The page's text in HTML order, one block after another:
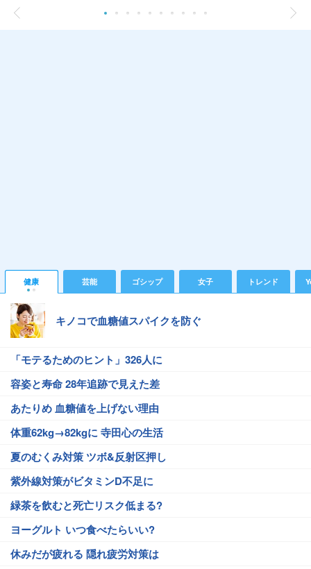
健康 芸能 ゴシップ 女子 トレンド
キノコで血糖値スパイクを防ぐ
「モテるためのヒント」326人に
容姿と寿命 28年追跡で見えた差
あたりめ 血糖値を上げない理由
体重62kg→82kgに 寺田心の生活
夏のむくみ対策 ツボ&反射区押し
紫外線対策がビタミンD不足に
緑茶を飲むと死亡リスク低まる?
ヨーグルト いつ食べたらいい?
休みだが疲れる 隠れ疲労対策は